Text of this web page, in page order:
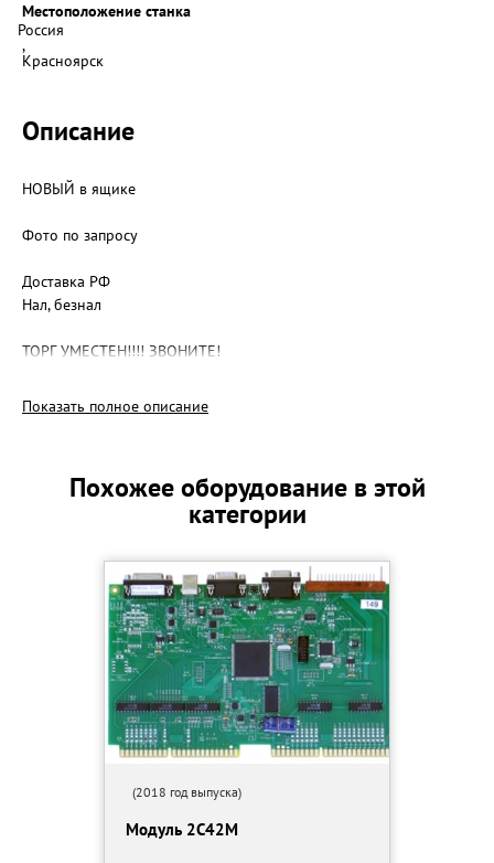
Местоположение станка
Россия
,
Красноярск
Описание
НОВЫЙ в ящике
Фото по запросу
Доставка РФ
Нал, безнал
ТОРГ УМЕСТЕН!!!! ЗВОНИТЕ!
Показать полное описание
Похожее оборудование в этой
категории
(2018 год выпуска)
Модуль 2С42М